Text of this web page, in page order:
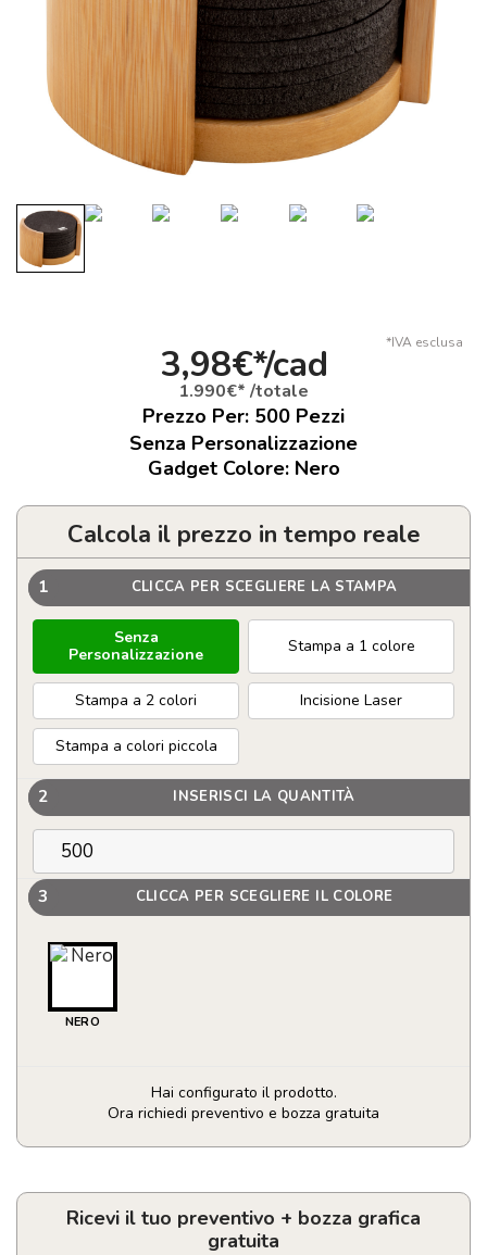
*IVA esclusa
3,98€*/cad
1.990€* /totale
Prezzo Per: 500 Pezzi
Senza Personalizzazione
Gadget Colore: Nero
Calcola il prezzo in tempo reale
1 CLICCA PER SCEGLIERE LA STAMPA
Senza
Personalizzazione
Stampa a 1 colore
Stampa a 2 colori Incisione Laser
Stampa a colori piccola
2 INSERISCI LA QUANTITÀ
3 CLICCA PER SCEGLIERE IL COLORE
NERO
Hai configurato il prodotto.
Ora richiedi preventivo e bozza gratuita
Set
in
Ricevi il tuo preventivo + bozza grafica
gratuita